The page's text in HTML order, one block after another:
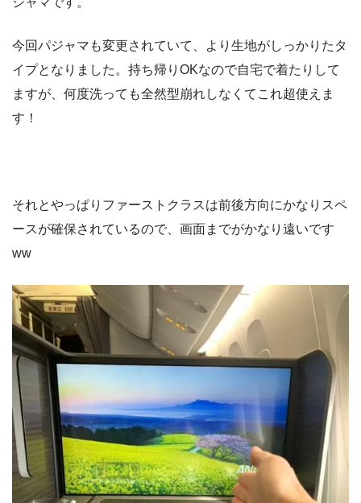
今回パジャマも変更されていて、より生地がしっかりたタ
イプとなりました。持ち帰りOKなので自宅で着たりして
ますが、何度洗っても全然型崩れしなくてこれ超使えま
す！
それとやっぱりファーストクラスは前後方向にかなりスペ
ースが確保されているので、画面までがかなり遠いです
ww